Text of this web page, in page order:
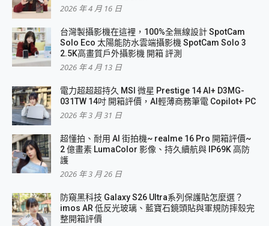
2026 年 4 月 16 日
台灣製攝影機在這裡，100%全無線設計 SpotCam
Solo Eco 太陽能防水雲端攝影機 SpotCam Solo 3
2.5K高畫質戶外攝影機 開箱 評測
2026 年 4 月 13 日
電力超超超持久 MSI 微星 Prestige 14 AI+ D3MG-
031TW 14吋 開箱評價，AI輕薄商務筆電 Copilot+ PC
2026 年 3 月 31 日
超懂拍、耐用 AI 街拍機~ realme 16 Pro 開箱評價~
2 億畫素 LumaColor 影像、持久續航與 IP69K 高防
護
2026 年 3 月 26 日
防窺黑科技 Galaxy S26 Ultra系列保護貼怎麼選？
imos AR 低反光玻璃、藍寶石鏡頭貼與軍規防摔殼完
整開箱評價